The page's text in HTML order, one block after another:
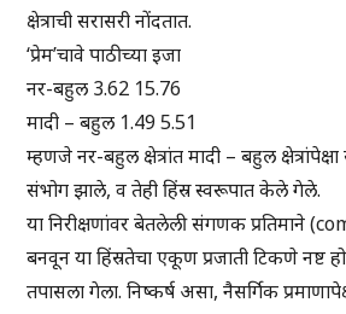
क्षेत्राची सरासरी नोंदतात.
‘प्रेम’चावे पाठीच्या इजा
नर-बहुल 3.62 15.76
मादी – बहुल 1.49 5.51
म्हणजे नर-बहुल क्षेत्रांत मादी – बहुल
संभोग झाले, व तेही हिंस्र स्वरूपात केले गेले.
या निरीक्षणांवर बेतलेली संगणक प्रतिमाने
बनवून या हिंस्रतेचा एकूण प्रजाती टिकणे नष्ट
तपासला गेला. निष्कर्ष असा, नैसर्गिक